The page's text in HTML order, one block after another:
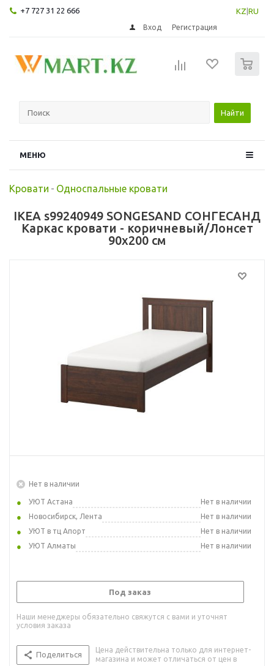
+7 727 31 22 666 KZ RU
Вход Регистрация
Найти
МЕНЮ
Кровати - Односпальные кровати
IKEA s99240949 SONGESAND СОНГЕСАНД
Каркас кровати - коричневый/Лонсет
90x200 см
Нет в наличии
УЮТ Астана
Нет в наличии
Новосибирск, Лента
Нет в наличии
УЮТ в тц Апорт
Нет в наличии
УЮТ Алматы
Нет в наличии
Под заказ
Наши менеджеры обязательно свяжутся с вами и уточнят
условия заказа
Поделиться
Цена действительна только для интернет-
магазина и может отличаться от цен в